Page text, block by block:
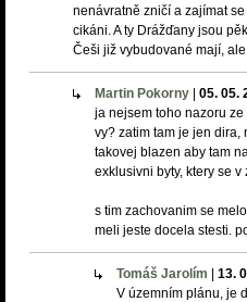
nenávratně zničí a zajímat
cikáni. A ty Drážďany jsou
Češi již vybudované mají,
Martin Pokorny 05. 05.
ja nejsem toho nazoru
vy? zatim tam je jen dira,
takovej blazen aby tam
exklusivni byty, ktery se
s tim zachovanim se
meli jeste docela stesti.
Tomáš Jarolím 13.
V územním plánu, je